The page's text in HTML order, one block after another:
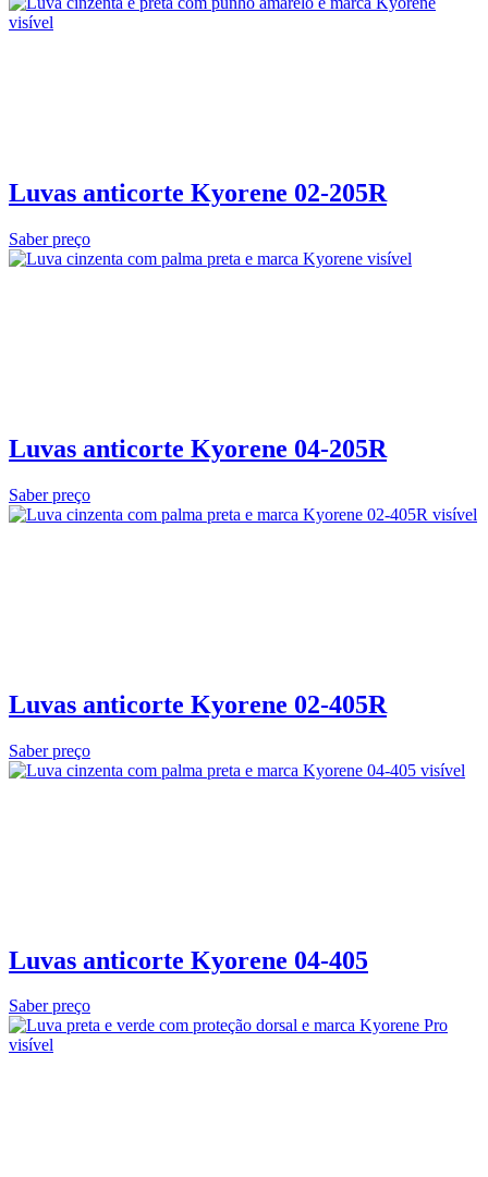
Luvas anticorte Kyorene 02‑205R
Saber preço
Luvas anticorte Kyorene 04‑205R
Saber preço
Luvas anticorte Kyorene 02‑405R
Saber preço
Luvas anticorte Kyorene 04-405
Saber preço